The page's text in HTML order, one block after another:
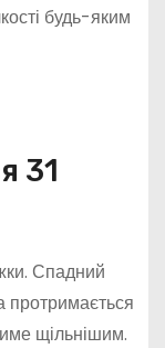
будь-яким
31
Спадний
протримається
щільнішим.